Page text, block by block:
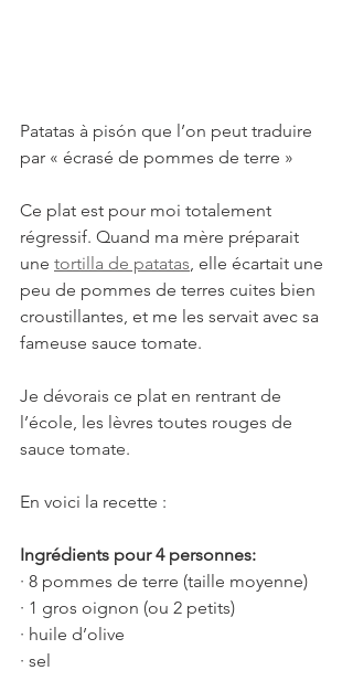
Patatas à pisón que l’on peut traduire
par « écrasé de pommes de terre »
Ce plat est pour moi totalement
régressif. Quand ma mère préparait
une tortilla de patatas, elle écartait une
peu de pommes de terres cuites bien
croustillantes, et me les servait avec sa
fameuse sauce tomate.
Je dévorais ce plat en rentrant de
l’école, les lèvres toutes rouges de
sauce tomate.
En voici la recette :
Ingrédients pour 4 personnes:
· 8 pommes de terre (taille moyenne)
· 1 gros oignon (ou 2 petits)
· huile d’olive
· sel